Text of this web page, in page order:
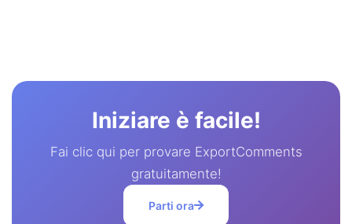
Iniziare è facile!
Fai clic qui per provare ExportComments
gratuitamente!
Parti ora